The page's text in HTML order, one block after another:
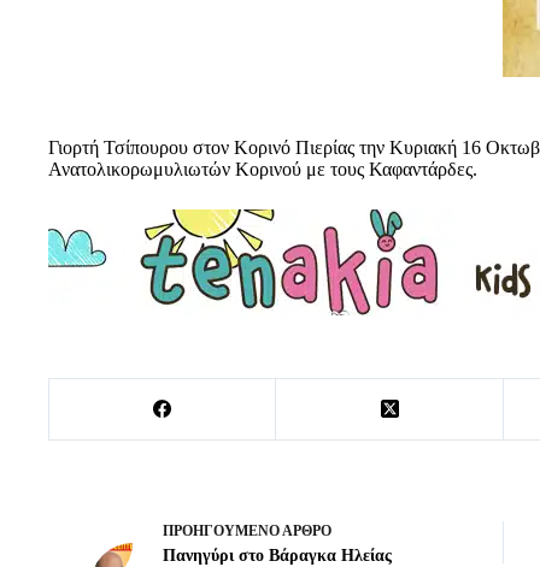
Γιορτή Τσίπουρου στον Κορινό Πιερίας την Κυριακή 16
Ανατολικορωμυλιωτών Κορινού με τους Καφαντάρδες.
ΠΡΟΗΓΟΎΜΕΝΟΆΡΘΡΟ
Πανηγύρι στο Βάραγκα Ηλείας